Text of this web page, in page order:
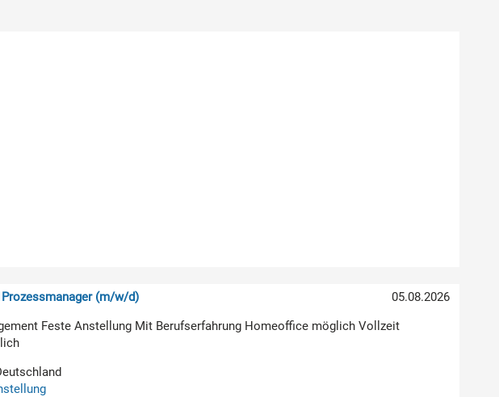
05.08.2026
Prozessmanager (m/w/d)
Feste Anstellung Mit Berufserfahrung Homeoffice möglich Vollzeit